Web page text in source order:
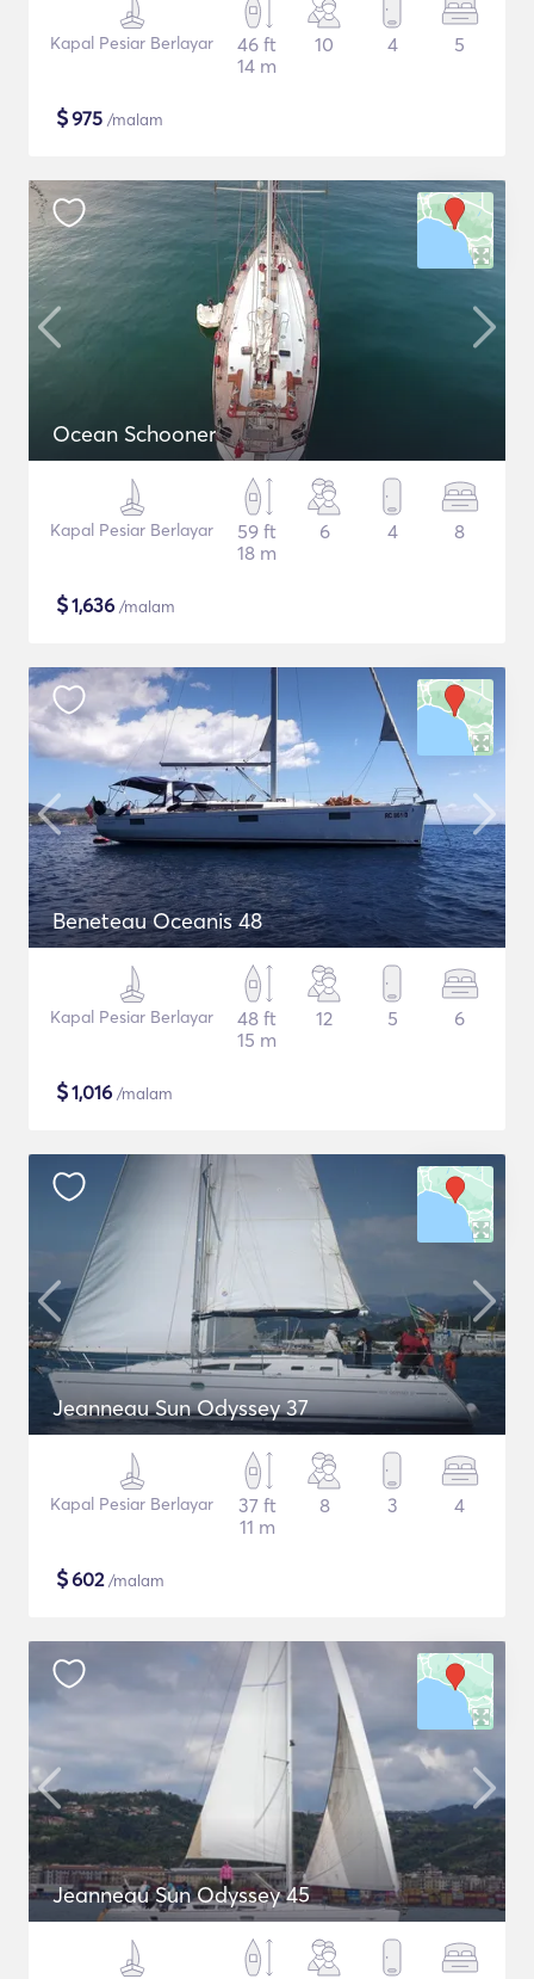
Kapal Pesiar Berlayar
46 ft
14 m
10 4 5
$975 /malam
Ocean Schooner
Kapal Pesiar Berlayar
59 ft
18 m
6 4 8
$1,636 /malam
Beneteau Oceanis 48
Kapal Pesiar Berlayar
48 ft
15 m
12 5 6
$1,016 /malam
Jeanneau Sun Odyssey 37
Kapal Pesiar Berlayar
37 ft
11 m
8 3 4
$602/malam
Jeanneau Sun Odyssey 45